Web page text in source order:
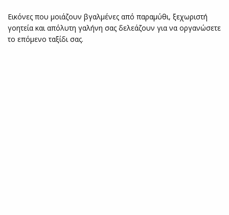
Εικόνες που μοιάζουν βγαλμένες από παραμύθι, ξεχωριστή
γοητεία και απόλυτη γαλήνη σας δελεάζουν για να οργανώσετε
το επόμενο ταξίδι σας.